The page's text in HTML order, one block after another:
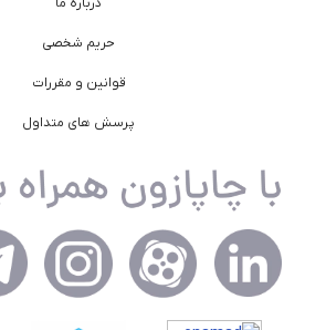
درباره ما
حریم شخصی
قوانین و مقررات
پرسش های متداول